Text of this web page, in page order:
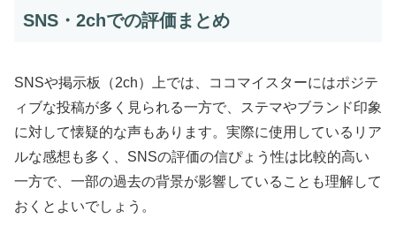
SNS・2chでの評価まとめ
SNSや掲示板（2ch）上では、ココマイスターにはポジテ
ィブな投稿が多く見られる一方で、ステマやブランド印象
に対して懐疑的な声もあります。実際に使用しているリア
ルな感想も多く、SNSの評価の信ぴょう性は比較的高い
一方で、一部の過去の背景が影響していることも理解して
おくとよいでしょう。